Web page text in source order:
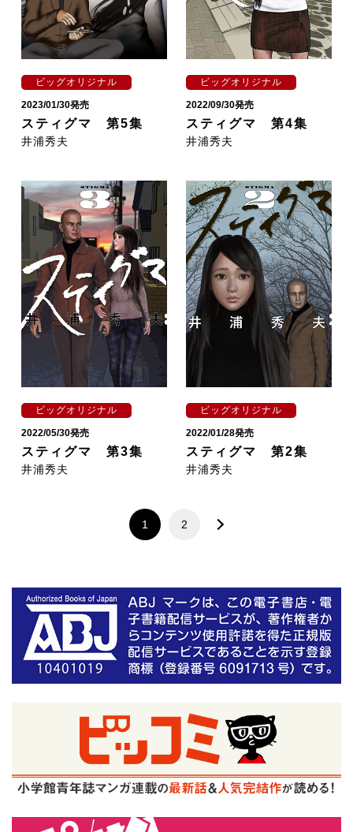
ビッグオリジナル
2023/01/30発売
スティグマ 第5集
井浦秀夫
ビッグオリジナル
2022/09/30発売
スティグマ 第4集
井浦秀夫
ビッグオリジナル
2022/05/30発売
スティグマ 第3集
井浦秀夫
ビッグオリジナル
2022/01/28発売
スティグマ 第2集
井浦秀夫
1 2